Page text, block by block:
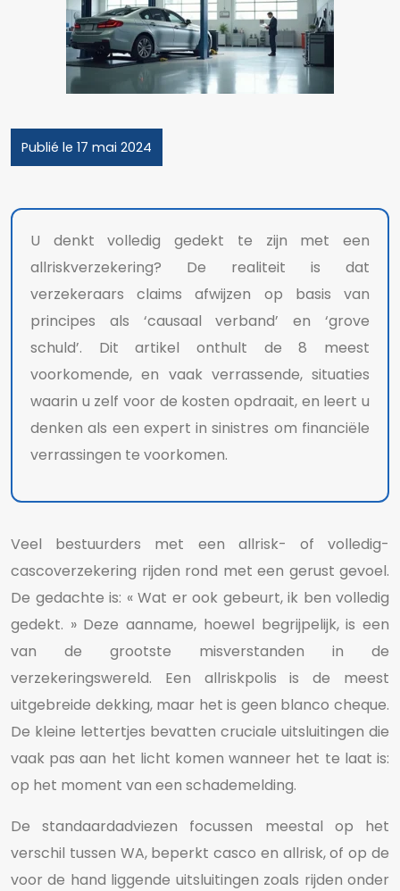
Publié le 17 mai 2024
U denkt volledig gedekt te zijn met een
allriskverzekering? De realiteit is dat
verzekeraars claims afwijzen op basis van
principes als ‘causaal verband’ en ‘grove
schuld’. Dit artikel onthult de 8 meest
voorkomende, en vaak verrassende, situaties
waarin u zelf voor de kosten opdraait, en leert u
denken als een expert in sinistres om financiële
verrassingen te voorkomen.
Veel bestuurders met een allrisk- of volledig-
cascoverzekering rijden rond met een gerust gevoel.
De gedachte is: « Wat er ook gebeurt, ik ben volledig
gedekt. » Deze aanname, hoewel begrijpelijk, is een
van de grootste misverstanden in de
verzekeringswereld. Een allriskpolis is de meest
uitgebreide dekking, maar het is geen blanco cheque.
De kleine lettertjes bevatten cruciale uitsluitingen die
vaak pas aan het licht komen wanneer het te laat is:
op het moment van een schademelding.
De standaardadviezen focussen meestal op het
verschil tussen WA, beperkt casco en allrisk, of op de
voor de hand liggende uitsluitingen zoals rijden onder